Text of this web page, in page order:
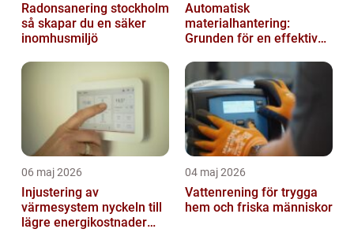
Radonsanering stockholm
så skapar du en säker
inomhusmiljö
Automatisk
materialhantering:
Grunden för en effektiv
06 maj 2026
Injustering av
värmesystem nyckeln till
lägre energikostnader
04 maj 2026
Vattenrening för trygga
hem och friska människor